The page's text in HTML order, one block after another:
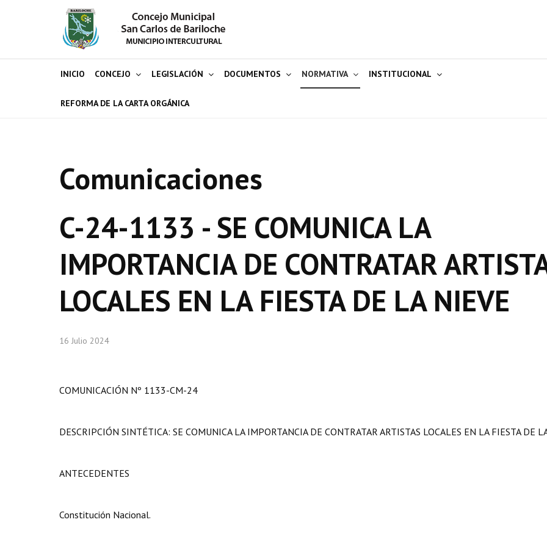
INICIO CONCEJO LEGISLACIÓN DOCUMENTOS NORMATIVA INSTITUCIONAL
REFORMA DE LA CARTA ORGÁNICA
Comunicaciones
C-24-1133 - SE COMUNICA LA
IMPORTANCIA DE CONTRATAR
LOCALES EN LA FIESTA DE LA NIEVE
16 Julio 2024
COMUNICACIÓN Nº 1133-CM-24
DESCRIPCIÓN SINTÉTICA: SE COMUNICA LA IMPORTANCIA DE CONTRATAR ARTISTAS LOCALES EN LA FIESTA DE
ANTECEDENTES
Constitución Nacional.